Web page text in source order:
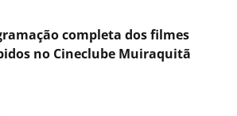
completa dos filmes
no Cineclube Muiraquitã